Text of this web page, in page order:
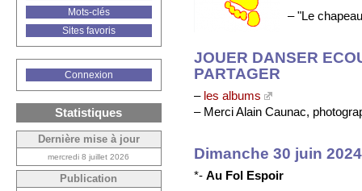
– "Le
JOUER DANSER
PARTAGER
– les albums
– Merci Alain Caunac,
Dimanche 30 juin
*- Au Fol Espoir
Mots-clés
Sites favoris
Connexion
Statistiques
Dernière mise à jour
mercredi 8 juillet 2026
Publication